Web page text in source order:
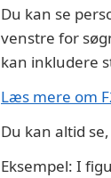
Du kan se
venstre for
kan inkludere
Læs mere om
Du kan altid
Eksempel: I